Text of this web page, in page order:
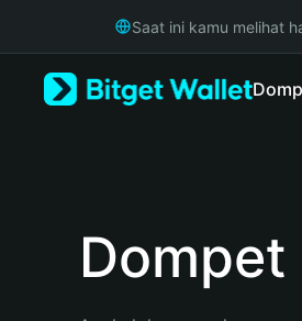
Русский
Saat ini kamu melihat